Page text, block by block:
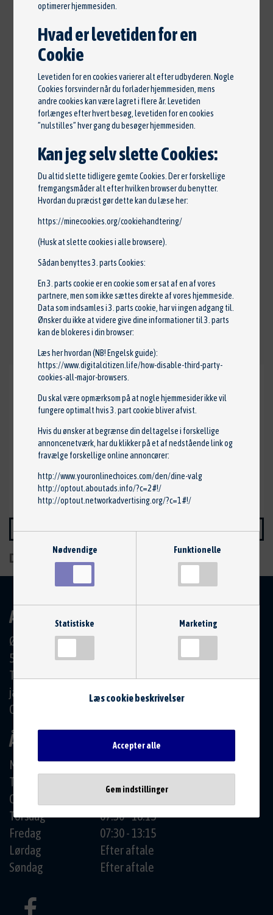
Årgang: 2016 •
Farve: Sølv •Brændstof: Benzin •Forbrug: 23,3
km/l •Døre: 5 •
Ventiler: 12 •Gearskifte: Manuel •Træk: For •
Moment: 95 Nm •Omd. pr. min.: 3500 •Topfart:
156 km/t •0-100 km/t: 15,0 sek. •Længde: 367 cm
Bredde: 166 cm •Højde: 150 cm •
Grøn afgift: 460 kr./Pr. 6 måneder
Beskrivelse
kørelys, tågelygter, kørecomputer,
bagagerumsdækken, multifunktionsrat,
højdejust. forsæder, splitbagsæde, fuldaut.
klima, fjernb. centrallås, fartpilot, 4x el-ruder,
musikstreaming via bluetooth, usb-a tilslutning,
aux tilslutning, isofix, esp, antispin
Auto-Centrum Skårup
Østergade 60-62
5881 Skårup Fyn
Tlf. 6223 1991
jan@autocentrum.dk
www.autocentrum.dk
KONTAKT SÆLGER
Del på:
AUTO-CENTRUM SKÅRUP
Østergade 60-62
5881 Skårup Fyn
Tlf.: 6223 1991
jan@autocentrum.dk
CVR: 10584493
ÅBNINGSTIDER
Mandag
07:30 - 16:15
Tirsdag
Onsdag
Torsdag
07:30 - 16:15
Fredag
07:30 - 13:15
Lørdag
Efter aftale
Søndag
Efter aftale
optimerer hjemmesiden.
Hvad er levetiden for en
Cookie
Levetiden for en cookies varierer alt efter udbyderen. Nogle
Cookies forsvinder når du forlader hjemmesiden, mens
andre cookies kan være lagret i flere år. Levetiden
forlænges efter hvert besøg, levetiden for en cookies
”nulstilles” hver gang du besøger hjemmesiden.
Kan jeg selv slette Cookies:
Du altid slette tidligere gemte Cookies. Der er forskellige
fremgangsmåder alt efter hvilken browser du benytter.
Hvordan du præcist gør dette kan du læse her:
https://minecookies.org/cookiehandtering/
(Husk at slette cookies i alle browsere).
Sådan benyttes 3. parts Cookies:
En 3. parts cookie er en cookie som er sat af en af vores
partnere, men som ikke sættes direkte af vores hjemmeside.
Data som indsamles i 3. parts cookie, har vi ingen adgang til.
Ønsker du ikke at videre give dine informationer til 3. parts
kan de blokeres i din browser:
Læs her hvordan (NB! Engelsk guide):
https://www.digitalcitizen.life/how-disable-third-party-
cookies-all-major-browsers
Du skal være opmærksom på at nogle hjemmesider ikke vil
fungere optimalt hvis 3. part cookie bliver afvist.
Hvis du ønsker at begrænse din deltagelse i forskellige
annoncenetværk, har du klikker på et af nedstående link og
fravælge forskellige online annoncører:
http://www.youronlinechoices.com/den/dine-valg
http://optout.aboutads.info/?c=2#!/
http://optout.networkadvertising.org/?c=1#!/
Nødvendige Funktionelle
Statistiske Marketing
Læs cookie beskrivelser
Gem indstillinger
Accepter alle